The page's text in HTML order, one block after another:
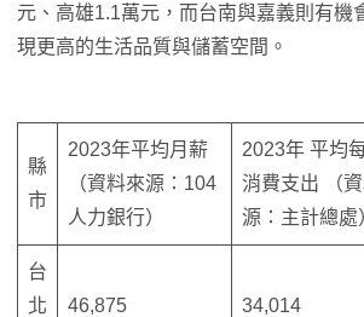
元、高雄1.1萬元，而台南與嘉義則有機
現更高的生活品質與儲蓄空間。
縣
市
2023年平均月薪
（資料來源：104
人力銀行）
2023年 平均
消費支出 （
源：主計總處
台
北
46,875 34,014